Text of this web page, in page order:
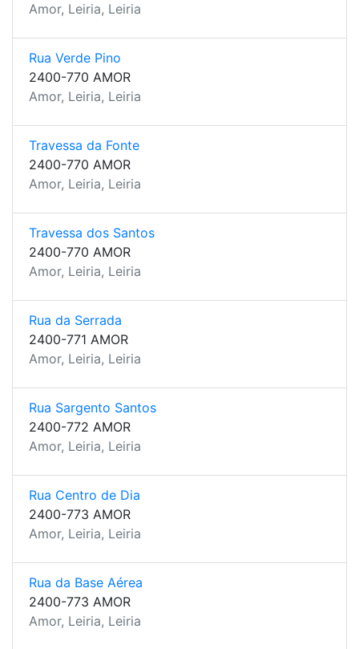
Amor, Leiria, Leiria
Rua Verde Pino
2400-770 AMOR
Amor, Leiria, Leiria
Travessa da Fonte
2400-770 AMOR
Amor, Leiria, Leiria
Travessa dos Santos
2400-770 AMOR
Amor, Leiria, Leiria
Rua da Serrada
2400-771 AMOR
Amor, Leiria, Leiria
Rua Sargento Santos
2400-772 AMOR
Amor, Leiria, Leiria
Rua Centro de Dia
2400-773 AMOR
Amor, Leiria, Leiria
Rua da Base Aérea
2400-773 AMOR
Amor, Leiria, Leiria